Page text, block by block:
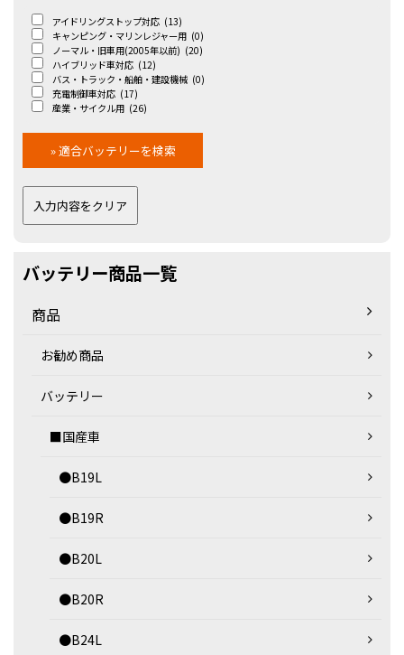
アイドリングストップ対応 (13)
キャンピング・マリンレジャー用 (0)
ノーマル・旧車用(2005年以前) (20)
ハイブリッド車対応 (12)
バス・トラック・船舶・建設機械 (0)
充電制御車対応 (17)
産業・サイクル用 (26)
バッテリー商品一覧
商品
お勧め商品
バッテリー
■国産車
●B19L
●B19R
●B20L
●B20R
●B24L